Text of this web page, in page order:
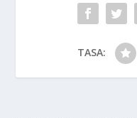
TASA: